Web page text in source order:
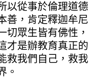
以從事於倫理道德
善，肯定釋迦牟尼
切眾生皆有佛性，
才是辦教育真正的
救我們自己，救我
。